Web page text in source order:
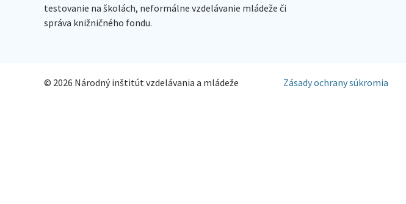
testovanie na školách, neformálne vzdelávanie mládeže či
správa knižničného fondu.
© 2026 Národný inštitút vzdelávania a mládeže Zásady ochrany súkromia